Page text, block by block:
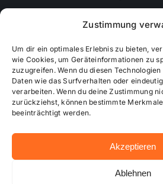
Zustimmung
Um dir ein optimales Erlebnis zu bieten,
wie Cookies, um Geräteinformationen zu
zuzugreifen. Wenn du diesen
Daten wie das Surfverhalten oder
verarbeiten. Wenn du deine Zustimmung
zurückziehst, können bestimmte
beeinträchtigt werden.
Akzeptieren
Ablehnen
Cookie-Richtlinie (EU)
Mediendaten
© 2026 - Wiesbadenaktuell